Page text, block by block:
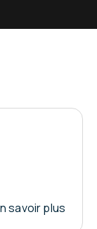
savoir plus